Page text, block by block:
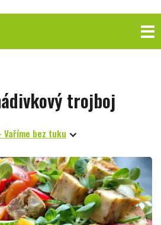
trojboj
bez tuku